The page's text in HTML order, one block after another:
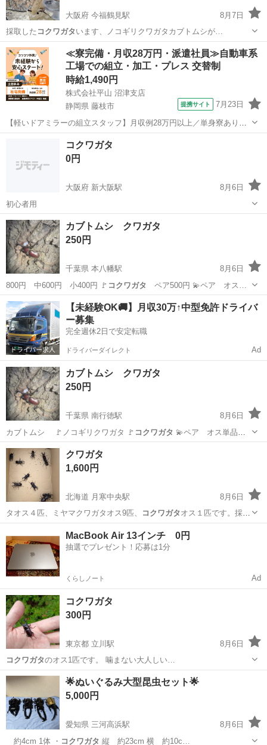
大阪府 今福鶴見駅
8月7日
採取した コクワガタ います、ノコギリクワガタカブトムシが…
大阪 大阪市 今福鶴見駅 その他 クワガタ
≪寮完備・月収28万円・派遣社員≫自動車系
工場での組立・加工・プレス 交替制
時給1,490円
株式会社平山 沼津支店
静岡県 藤枝市
提携サイト 7月23日
【軽いドアミラーの組立スタッフ】月収例28万円以上／単身寮あり／
年間休日121日／初めてさんも安心のカンタン作業 【未経験歓迎】軽
いドアミラーの組立スタッフ｜新設のキレイな工場◎男女活躍中！ 大
手自動車部品メーカーの新設工...
その他
コクワガタ
0円
大阪府 新大阪駅
8月6日
初心者用
大阪 大阪市 新大阪駅 その他
カブトムシ クワガタ
250円
千葉県 本八幡駅
8月6日
800円 中600円 小400円 🚩 コクワガタ ペア500円 💫ペア オス…
千葉 市川市 本八幡駅 その他 カブトムシ
【未経験OK🚚】月収30万↑中型免許ドライバ
ー募集
完全週休2日で安定転職
ドライバーダイレクト Ad
カブトムシ クワガタ
250円
千葉県 南行徳駅
8月6日
カブトムシ 🚩ノコギリクワガタ 🚩 コクワガタ
メス単品 販売…
千葉 市川市 南行徳駅
クワガタ
1,600円
北海道 月寒中央駅
8月6日
タオス４匹、ミヤマクワガタオス9匹、
コクワガタ オス１匹です。採集
日は２〜３週間前で…
その他 ミヤマクワガタ
MacBook Air 13インチ 0円
抽選でプレゼント！応募は1分
くらしノート Ad
コクワガタ
300円
東京都 立川駅
8月6日
コクワガタのオス1匹です。 噛まない大人しい…
東京 立川市 立川駅 その他 コクワガタ
🌟ぬいぐるみ大型昆虫セット🌟
5,000円
愛知県 三河高浜駅
8月6日
約4cm 1体 ・ コクワガタ 縦 約23cm 横 約10c…